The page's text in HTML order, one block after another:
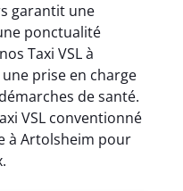
garantit une
ponctualité
Taxi VSL à
prise en charge
de santé.
VSL conventionné
à Artolsheim pour